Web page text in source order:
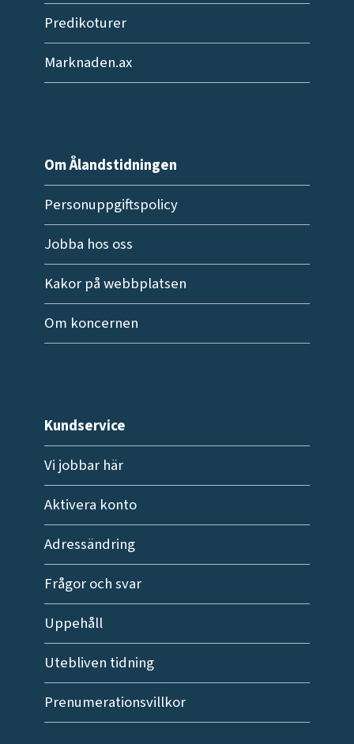
Predikoturer
Marknaden.ax
Om Ålandstidningen
Personuppgiftspolicy
Jobba hos oss
Kakor på webbplatsen
Om koncernen
Kundservice
Vi jobbar här
Aktivera konto
Adressändring
Frågor och svar
Uppehåll
Utebliven tidning
Prenumerationsvillkor